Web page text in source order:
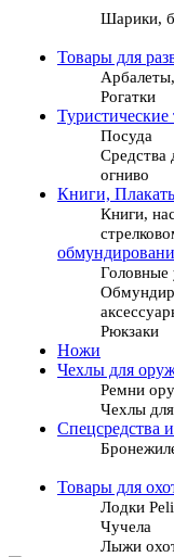
Шарики,
Товары для
Рогатки
Туристические
Посуда
Средства
огниво
Книги,
Книги,
Рюкзаки
Ножи
Чехлы для
Ремни
Чехлы
Спецсредства
Товары для
Лодки
Чучела
Лыжи